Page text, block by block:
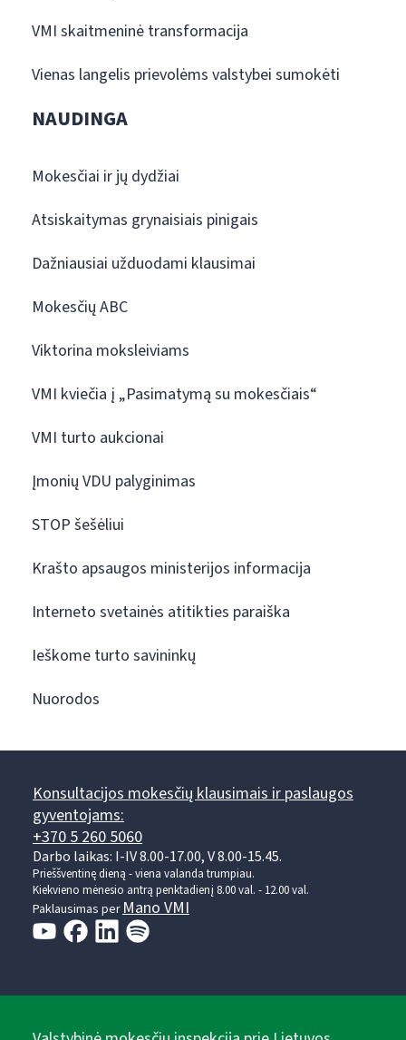
VMI skaitmeninė transformacija
Vienas langelis prievolėms valstybei sumokėti
NAUDINGA
Mokesčiai ir jų dydžiai
Atsiskaitymas grynaisiais pinigais
Dažniausiai užduodami klausimai
Mokesčių ABC
Viktorina moksleiviams
VMI kviečia į „Pasimatymą su mokesčiais“
VMI turto aukcionai
Įmonių VDU palyginimas
STOP šešėliui
Krašto apsaugos ministerijos informacija
Interneto svetainės atitikties paraiška
Ieškome turto savininkų
Nuorodos
Konsultacijos mokesčių klausimais ir paslaugos
gyventojams:
+370 5 260 5060
Darbo laikas: I-IV 8.00-17.00, V 8.00-15.45.
Prieššventinę dieną - viena valanda trumpiau.
Kiekvieno mėnesio antrą penktadienį 8.00 val. - 12.00 val.
Paklausimas perMano VMI